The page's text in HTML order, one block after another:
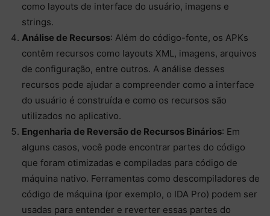
como layouts de interface do usuário, imagens e
strings.
Análise de Recursos: Além do código-fonte, os APKs
contêm recursos como layouts XML, imagens, arquivos
de configuração, entre outros. A análise desses
recursos pode ajudar a compreender como a interface
do usuário é construída e como os recursos são
utilizados no aplicativo.
Engenharia de Reversão de Recursos Binários: Em
alguns casos, você pode encontrar partes do código
que foram otimizadas e compiladas para código de
máquina nativo. Ferramentas como descompiladores de
código de máquina (por exemplo, o IDA Pro) podem ser
usadas para entender e reverter essas partes do